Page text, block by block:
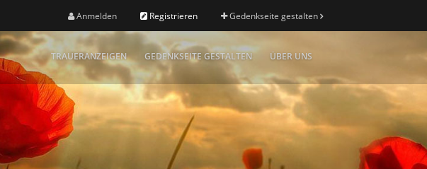
Anmelden Registrieren Gedenkseite gestalten
TRAUERANZEIGEN GEDENKSEITE GESTALTEN ÜBER UNS